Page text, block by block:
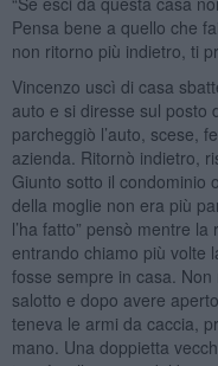
Pensa bene a quello che
non ritorno più indietro, ti
Vincenzo uscì di casa
auto e si diresse sul posto
parcheggiò l’auto, scese,
azienda. Ritornò indietro,
Giunto sotto il condominio
della moglie non era più
l’ha fatto” pensò mentre
entrando chiamo più volte
fosse sempre in casa.
salotto e dopo avere
teneva le armi da caccia,
mano. Una doppietta